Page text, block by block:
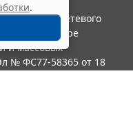
.
качестве сетевого
в сфере
и массовых
№ ФС77-58365 от 18